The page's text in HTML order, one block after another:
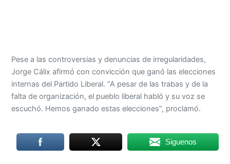
Pese a las controversias y denuncias de irregularidades,
Jorge Cálix afirmó con convicción que ganó las elecciones
internas del Partido Liberal. “A pesar de las trabas y de la
falta de organización, el pueblo liberal habló y su voz se
escuchó. Hemos ganado estas elecciones”, proclamó.
Siguenos